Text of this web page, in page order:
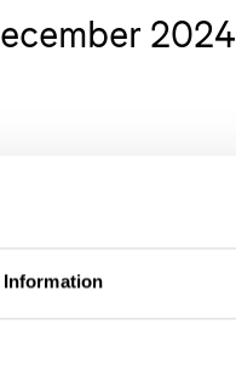
Information
2024